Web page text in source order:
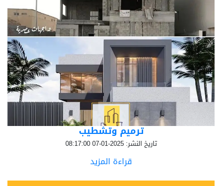
ترميم وتشطيب
تاريخ النشر: 2025-01-07 08:17:00
قراءة المزيد